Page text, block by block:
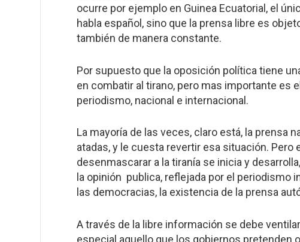
ocurre por ejemplo en Guinea Ecuatorial, el
habla español, sino que la prensa libre es
también de manera constante.
Por supuesto que la oposición política tiene
en combatir al tirano, pero mas importante es
periodismo, nacional e internacional.
La mayoría de las veces, claro está, la prensa
atadas, y le cuesta revertir esa situación. Pero
desenmascarar a la tiranía se inicia y
la opinión publica, reflejada por el periodismo
las democracias, la existencia de la prensa
A través de la libre información se debe
especial aquello que los gobiernos pretenden